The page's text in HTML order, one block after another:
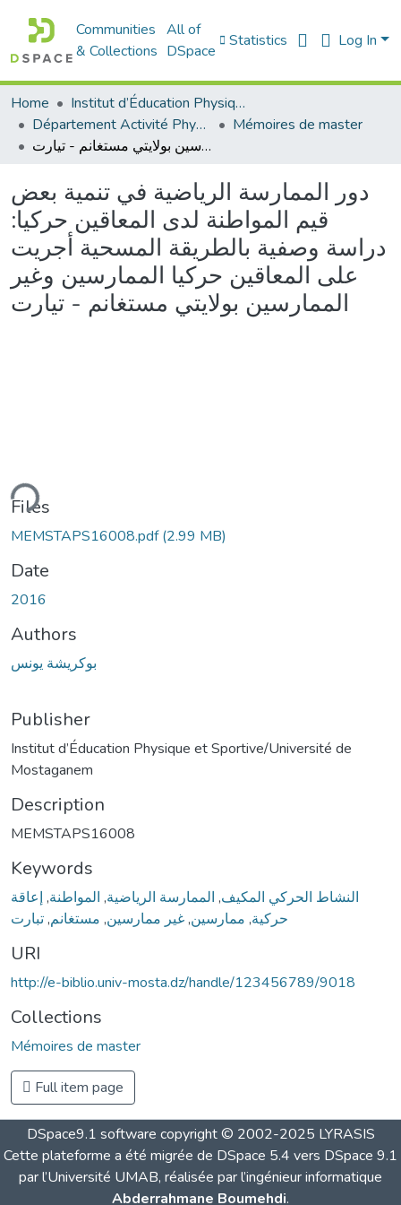
Communities
& Collections
All of
DSpace
Statistics Log In
Home
Institut d’Éducation Physique et Sportive
Département Activité Physique Adaptée (APA)
Mémoires de master
دور الممارسة الرياضية في تنمية بعض قيم المواطنة لدى المعاقين حركيا: دراسة وصفية بالطريقة المسحية أجريت على المعاقين حركيا الممارسين وغير الممارسين بولايتي مستغانم - تيارت
دور الممارسة الرياضية في تنمية بعض
قيم المواطنة لدى المعاقين حركيا:
دراسة وصفية بالطريقة المسحية أجريت
على المعاقين حركيا الممارسين وغير
الممارسين بولايتي مستغانم - تيارت
Files
MEMSTAPS16008.pdf(2.99 MB)
Date
2016
Authors
بوكريشة يونس
Publisher
Institut d’Éducation Physique et Sportive/Université de
Mostaganem
Description
MEMSTAPS16008
Keywords
النشاط الحركي المكيف, الممارسة الرياضية, المواطنة,إعاقة
حركية, ممارسين,غير ممارسين, مستغانم,تبارت
URI
http://e-biblio.univ-mosta.dz/handle/123456789/9018
Collections
Mémoires de master
Full item page
DSpace9.1 software copyright © 2002-2025 LYRASIS
Cette plateforme a été migrée de DSpace 5.4 vers DSpace 9.1
par l’Université UMAB, réalisée par l’ingénieur informatique
Abderrahmane Boumehdi.